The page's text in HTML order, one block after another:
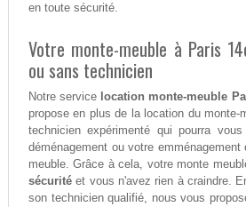
en toute sécurité.
Votre monte-meuble à Paris
ou sans technicien
Notre service location monte-meuble
propose en plus de la location du monte-
technicien expérimenté qui pourra
déménagement ou votre
meuble. Grâce à cela, votre monte
sécuritéet vous n'avez rien à craindre.
son technicien qualifié, nous vous